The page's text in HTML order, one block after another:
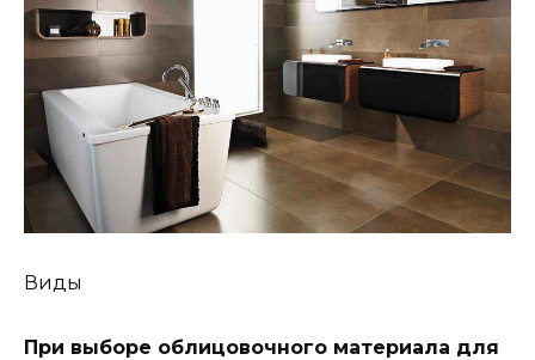
Виды
При выборе облицовочного материала для